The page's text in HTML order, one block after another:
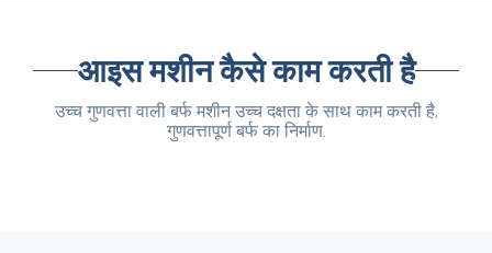
आइस मशीन कैसे काम करती है
उच्च गुणवत्ता वाली बर्फ मशीन उच्च दक्षता के साथ काम करती है,
गुणवत्तापूर्ण बर्फ का निर्माण.